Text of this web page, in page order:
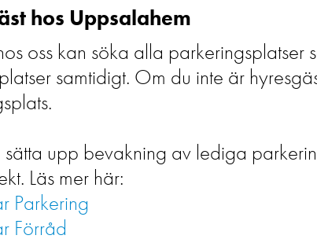
hos Uppsalahem
oss kan söka alla
samtidigt. Om du inte är
upp bevakning av lediga
Läs mer här:
Parkering
Förråd